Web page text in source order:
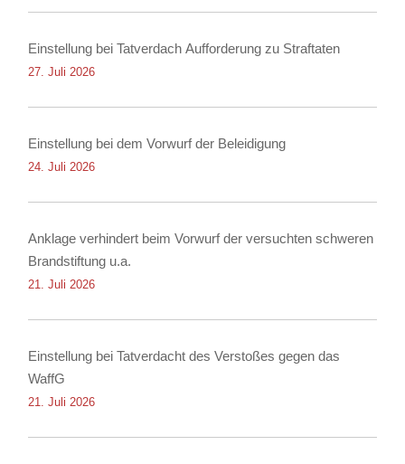
Einstellung bei Tatverdach Aufforderung zu Straftaten
27. Juli 2026
Einstellung bei dem Vorwurf der Beleidigung
24. Juli 2026
Anklage verhindert beim Vorwurf der versuchten schweren
Brandstiftung u.a.
21. Juli 2026
Einstellung bei Tatverdacht des Verstoßes gegen das
WaffG
21. Juli 2026